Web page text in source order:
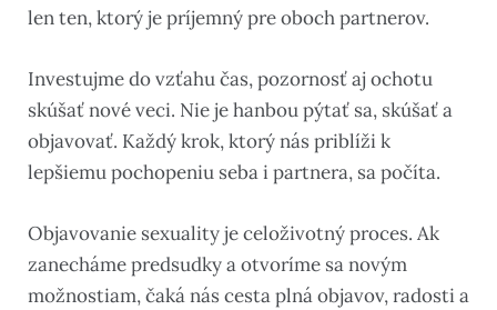
len ten, ktorý je príjemný pre oboch partnerov.
Investujme do vzťahu čas, pozornosť aj ochotu
skúšať nové veci. Nie je hanbou pýtať sa, skúšať a
objavovať. Každý krok, ktorý nás priblíži k
lepšiemu pochopeniu seba i partnera, sa počíta.
Objavovanie sexuality je celoživotný proces. Ak
zanecháme predsudky a otvoríme sa novým
možnostiam, čaká nás cesta plná objavov, radosti a